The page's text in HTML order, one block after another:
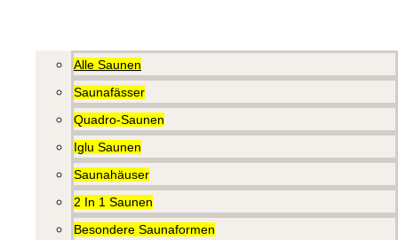
Alle Saunen
Saunafässer
Quadro-Saunen
Iglu Saunen
Saunahäuser
2 In 1 Saunen
Besondere Saunaformen